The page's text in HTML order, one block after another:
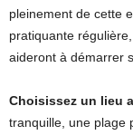
pleinement de cette
pratiquante
aideront à démarrer
Choisissez un lieu
tranquille, une plage